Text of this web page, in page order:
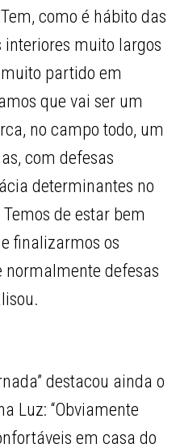
como é hábito das
interiores muito largos
partido em
que vai ser um
no campo todo, um
com defesas
determinantes no
de estar bem
finalizarmos os
normalmente defesas
destacou ainda o
Luz: “Obviamente
em casa do